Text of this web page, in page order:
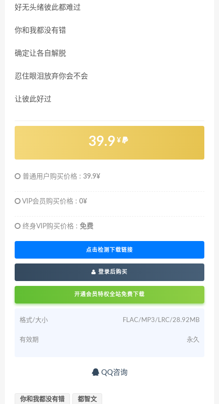
好无头绪彼此都难过
你和我都没有错
确定让各自解脱
忍住眼泪放弃你会不会
让彼此好过
39.9 ¥
普通用户购买价格 : 39.9¥
VIP会员购买价格 : 0¥
终身VIP购买价格 : 免费
点击检测下载链接
登录后购买
开通会员特权全站免费下载
格式/大小 FLAC/MP3/LRC/28.92MB
有效期 永久
QQ咨询
你和我都没有错 都智文